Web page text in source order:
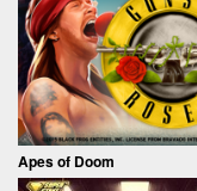
Apes of Doom